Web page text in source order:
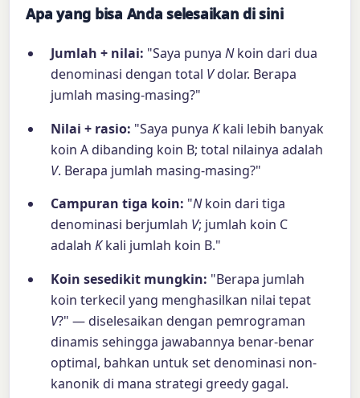
Apa yang bisa Anda selesaikan di sini
Jumlah + nilai: "Saya punya Nkoin dari dua
denominasi dengan total Vdolar. Berapa
jumlah masing-masing?"
Nilai + rasio: "Saya punya Kkali lebih banyak
koin A dibanding koin B; total nilainya adalah
V. Berapa jumlah masing-masing?"
Campuran tiga koin: "Nkoin dari tiga
denominasi berjumlah V; jumlah koin C
adalah Kkali jumlah koin B."
Koin sesedikit mungkin: "Berapa jumlah
koin terkecil yang menghasilkan nilai tepat
V?" — diselesaikan dengan pemrograman
dinamis sehingga jawabannya benar-benar
optimal, bahkan untuk set denominasi non-
kanonik di mana strategi greedy gagal.